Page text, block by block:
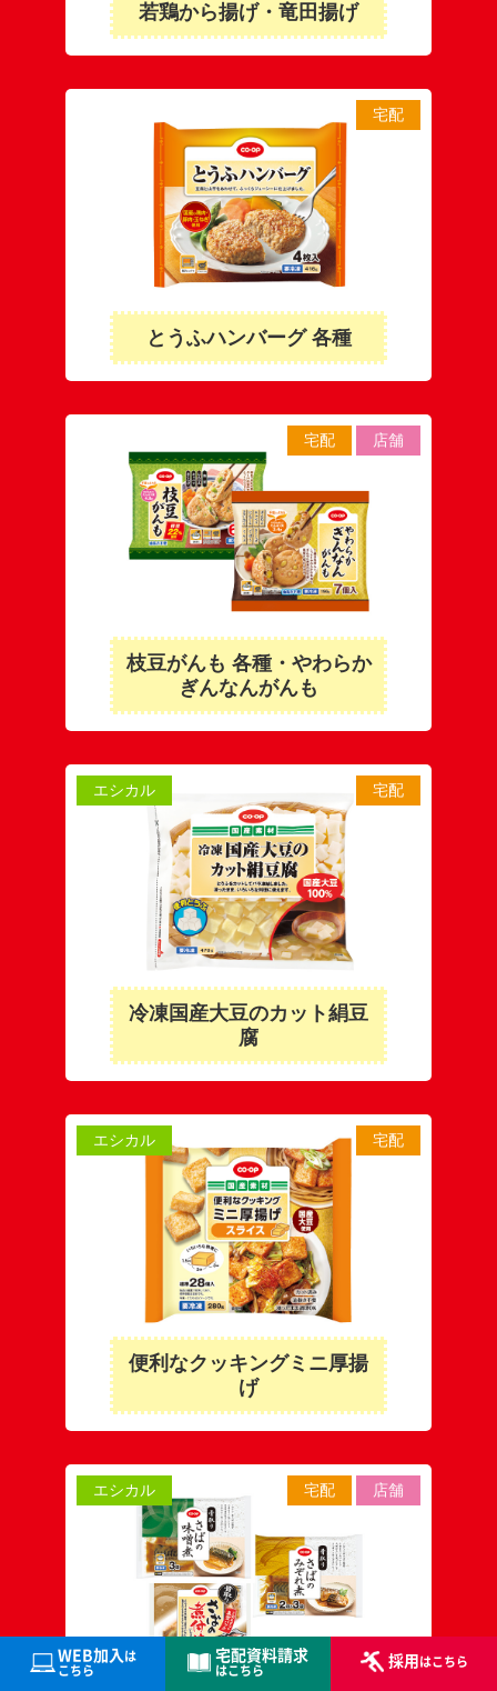
若鶏から揚げ・竜田揚げ
宅配
とうふハンバーグ 各種
宅配 店舗
枝豆がんも 各種・やわらか
ぎんなんがんも
エシカル 宅配
冷凍国産大豆のカット絹豆
腐
エシカル 宅配
便利なクッキングミニ厚揚
げ
エシカル 宅配 店舗
WEB加入は
こちら
宅配資料請求
はこちら 採用はこちら